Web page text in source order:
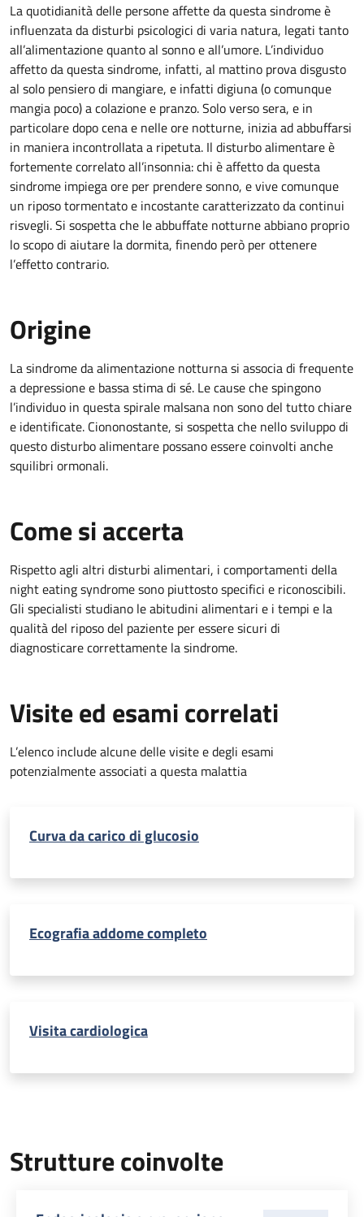
La quotidianità delle persone affette da questa sindrome è
influenzata da disturbi psicologici di varia natura, legati tanto
all’alimentazione quanto al sonno e all’umore. L’individuo
affetto da questa sindrome, infatti, al mattino prova disgusto
al solo pensiero di mangiare, e infatti digiuna (o comunque
mangia poco) a colazione e pranzo. Solo verso sera, e in
particolare dopo cena e nelle ore notturne, inizia ad abbuffarsi
in maniera incontrollata a ripetuta. Il disturbo alimentare è
fortemente correlato all’insonnia: chi è affetto da questa
sindrome impiega ore per prendere sonno, e vive comunque
un riposo tormentato e incostante caratterizzato da continui
risvegli. Si sospetta che le abbuffate notturne abbiano proprio
lo scopo di aiutare la dormita, finendo però per ottenere
l’effetto contrario.
Origine
La sindrome da alimentazione notturna si associa di frequente
a depressione e bassa stima di sé. Le cause che spingono
l’individuo in questa spirale malsana non sono del tutto chiare
e identificate. Ciononostante, si sospetta che nello sviluppo di
questo disturbo alimentare possano essere coinvolti anche
squilibri ormonali.
Come si accerta
Rispetto agli altri disturbi alimentari, i comportamenti della
night eating syndrome sono piuttosto specifici e riconoscibili.
Gli specialisti studiano le abitudini alimentari e i tempi e la
qualità del riposo del paziente per essere sicuri di
diagnosticare correttamente la sindrome.
Visite ed esami correlati
L’elenco include alcune delle visite e degli esami
potenzialmente associati a questa malattia
Curva da carico di glucosio
Ecografia addome completo
Visita cardiologica
Strutture coinvolte